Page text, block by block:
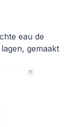
eau de
gemaakt